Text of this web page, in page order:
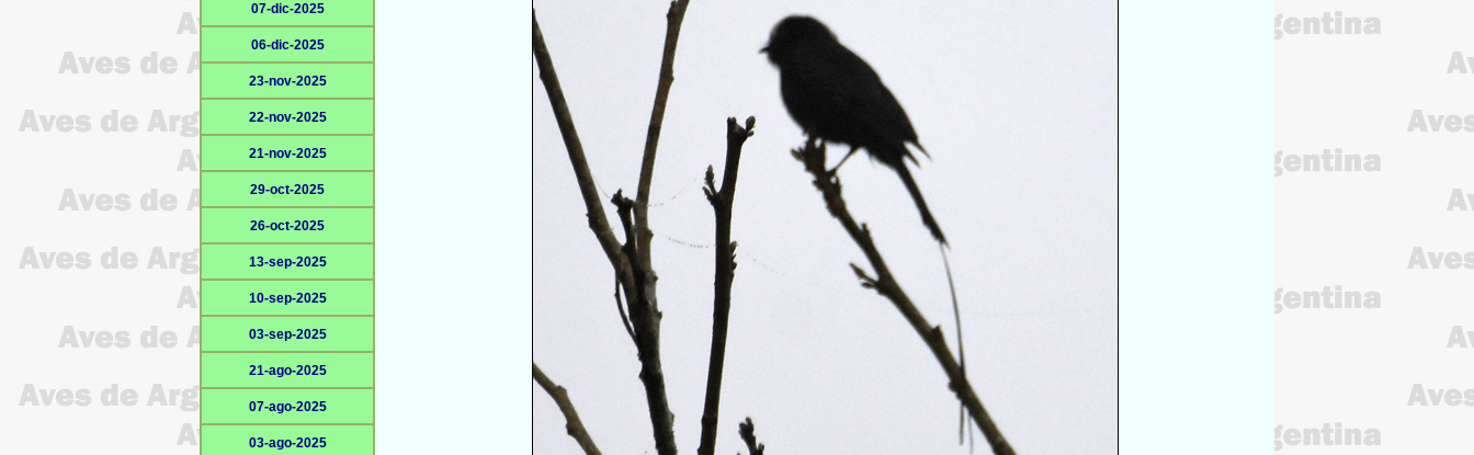
07-dic-2025
06-dic-2025
23-nov-2025
22-nov-2025
21-nov-2025
29-oct-2025
26-oct-2025
13-sep-2025
10-sep-2025
03-sep-2025
21-ago-2025
07-ago-2025
03-ago-2025